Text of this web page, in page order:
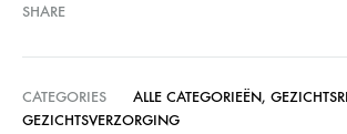
SHARE
CATEGORIES ALLE CATEGORIEËN,
GEZICHTSVERZORGING